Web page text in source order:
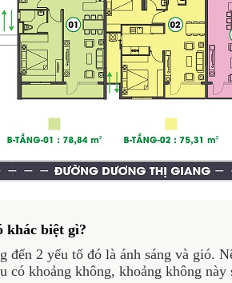
biệt gì?
2 yếu tố đó là ánh sáng và gió.
khoảng không, khoảng không